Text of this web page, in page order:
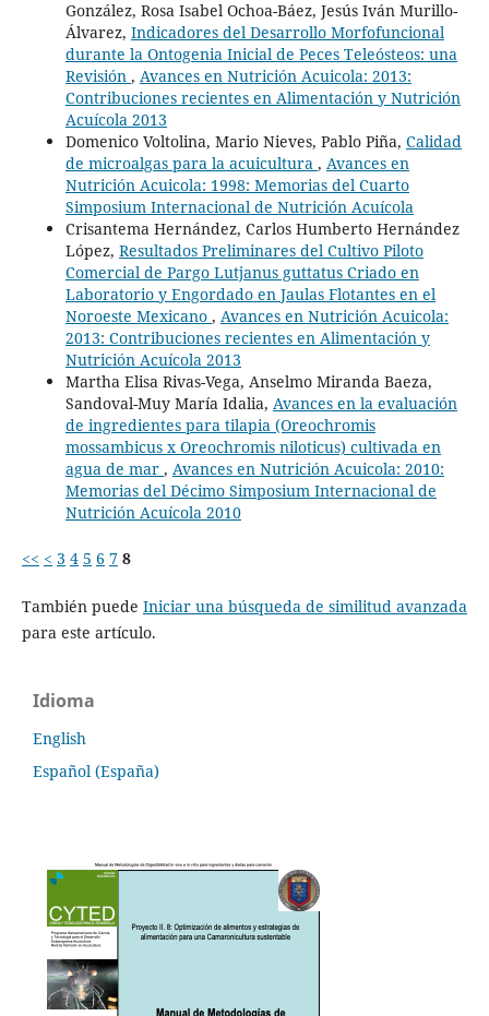
González, Rosa Isabel Ochoa-Báez, Jesús Iván Murillo-
Álvarez, Indicadores del Desarrollo Morfofuncional
durante la Ontogenia Inicial de Peces Teleósteos: una
Revisión , Avances en Nutrición Acuicola: 2013:
Contribuciones recientes en Alimentación y Nutrición
Acuícola 2013
Domenico Voltolina, Mario Nieves, Pablo Piña, Calidad
de microalgas para la acuicultura , Avances en
Nutrición Acuicola: 1998: Memorias del Cuarto
Simposium Internacional de Nutrición Acuícola
Crisantema Hernández, Carlos Humberto Hernández
López, Resultados Preliminares del Cultivo Piloto
Comercial de Pargo Lutjanus guttatus Criado en
Laboratorio y Engordado en Jaulas Flotantes en el
Noroeste Mexicano , Avances en Nutrición Acuicola:
2013: Contribuciones recientes en Alimentación y
Nutrición Acuícola 2013
Martha Elisa Rivas-Vega, Anselmo Miranda Baeza,
Sandoval-Muy María Idalia, Avances en la evaluación
de ingredientes para tilapia (Oreochromis
mossambicus x Oreochromis niloticus) cultivada en
agua de mar , Avances en Nutrición Acuicola: 2010:
Memorias del Décimo Simposium Internacional de
Nutrición Acuícola 2010
<< < 3 4 5 6 7 8
También puede Iniciar una búsqueda de similitud avanzada
para este artículo.
Idioma
English
Español (España)